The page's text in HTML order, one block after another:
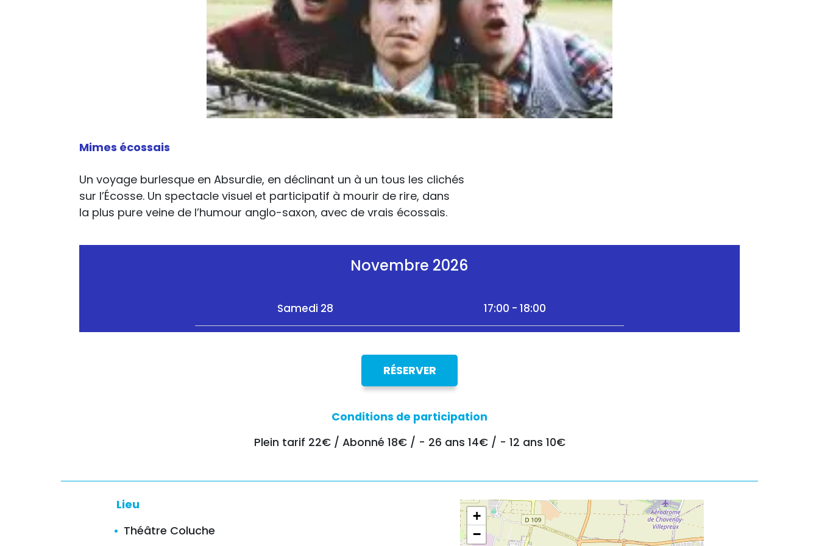
Mimes écossais
Un voyage burlesque en Absurdie, en déclinant un à un tous les clichés
sur l’Écosse. Un spectacle visuel et participatif à mourir de rire, dans
la plus pure veine de l’humour anglo-saxon, avec de vrais écossais.
Novembre 2026
Samedi 28 17:00 - 18:00
RÉSERVER
Conditions de participation
Plein tarif 22€ / Abonné 18€ / - 26 ans 14€ / - 12 ans 10€
Lieu
Théâtre Coluche
+
−